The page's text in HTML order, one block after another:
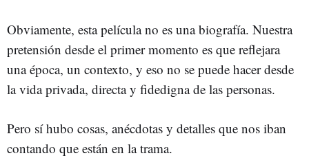
Obviamente, esta película no es una biografía. Nuestra
pretensión desde el primer momento es que reflejara
una época, un contexto, y eso no se puede hacer desde
la vida privada, directa y fidedigna de las personas.
Pero sí hubo cosas, anécdotas y detalles que nos iban
contando que están en la trama.